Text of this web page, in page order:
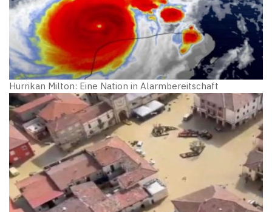
Hurrikan Milton: Eine Nation in Alarmbereitschaft